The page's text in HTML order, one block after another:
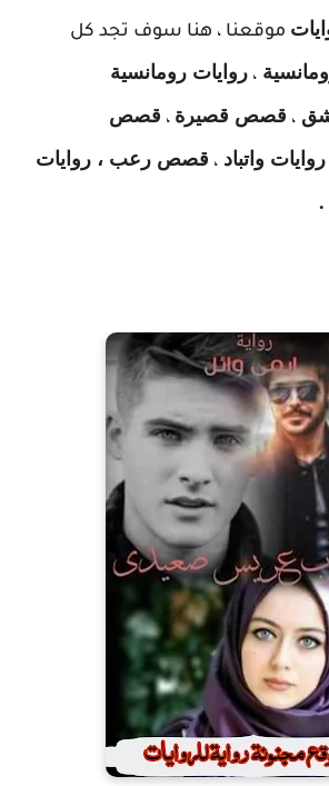
موقعنا ، هنا سوف تجد كل
، روايات رومانسية
، قصص قصيرة ، قصص
روايات واتباد ، قصص رعب ، روايات
.